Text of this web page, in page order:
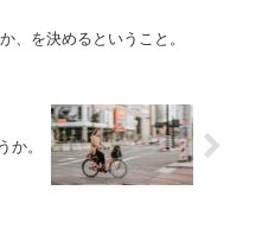
、を決めるということ。
か。